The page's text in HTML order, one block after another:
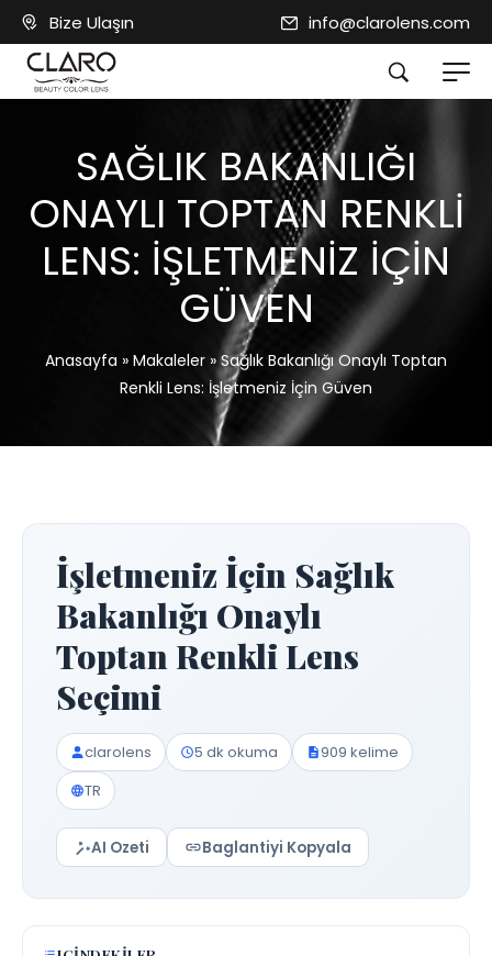
Bize Ulaşın info@clarolens.com
SAĞLIK BAKANLIĞI
ONAYLI TOPTAN RENKLI
LENS: İŞLETMENIZ İÇIN
GÜVEN
Anasayfa » Makaleler » Sağlık Bakanlığı Onaylı Toptan
Renkli Lens: İşletmeniz İçin Güven
İşletmeniz İçin Sağlık
Bakanlığı Onaylı
Toptan Renkli Lens
Seçimi
clarolens 5 dk okuma
909 kelime
TR
AI Ozeti Baglantiyi Kopyala